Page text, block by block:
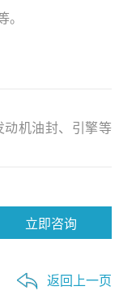
。
机油封、引擎等
返回上一页